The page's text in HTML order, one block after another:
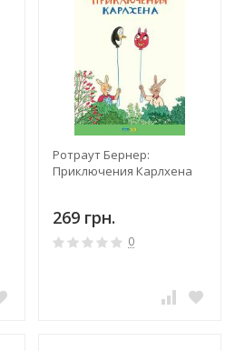
Ротраут Бернер:
Приключения Карлхена
269 грн.
0